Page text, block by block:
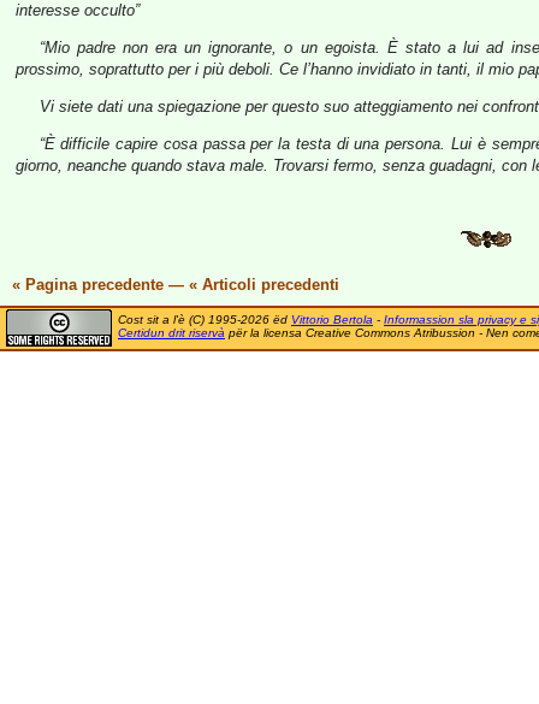
interesse occulto”
“Mio padre non era un ignorante, o un egoista. È stato a lui ad
prossimo, soprattutto per i più deboli. Ce l’hanno invidiato in tanti, il mio
Vi siete dati una spiegazione per questo suo atteggiamento nei
“È difficile capire cosa passa per la testa di una persona. Lui è
giorno, neanche quando stava male. Trovarsi fermo, senza guadagni, con
« Pagina precedente — « Articoli precedenti
Cost sit a l'è (C) 1995-2026 ëd Vittorio Bertola - Informassion sla privacy e
Certidun drit riservà për la licensa Creative Commons Atribussion - Nen